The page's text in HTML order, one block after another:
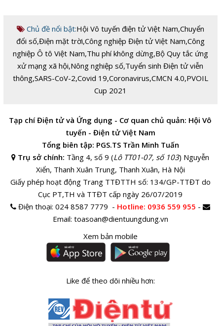
Chủ đề nổi bật:Hội Vô tuyến điện tử Việt Nam,Chuyển
đổi số,Điện mặt trời,Công nghiệp Điện tử Việt Nam,Công
nghiệp Ô tô Việt Nam,Thu phí không dừng,Bộ Quy tắc ứng
xử mạng xã hội,Nông nghiệp số,Tuyển sinh Điện tử viễn
thông,SARS-CoV-2,Covid 19,Coronavirus,CMCN 4.0,PVOIL
Cup 2021
Tạp chí Điện tử và Ứng dụng - Cơ quan chủ quản: Hội Vô
tuyến - Điện tử Việt Nam
Tổng biên tập: PGS.TS Trần Minh Tuấn
Trụ sở chính: Tầng 4, số 9 (Lô TT01-07, số 103) Nguyễn
Xiển, Thanh Xuân Trung, Thanh Xuân, Hà Nội
Giấy phép hoạt động Trang TTĐTTH số: 134/GP-TTĐT do
Cục PT,TH và TTĐT cấp ngày 26/07/2019
Điện thoại:024 8587 7779 - Hotline: 0936 559 955 -
Email: toasoan@dientuungdung.vn
Xem bản mobile
Like để theo dõi nhiều hơn: